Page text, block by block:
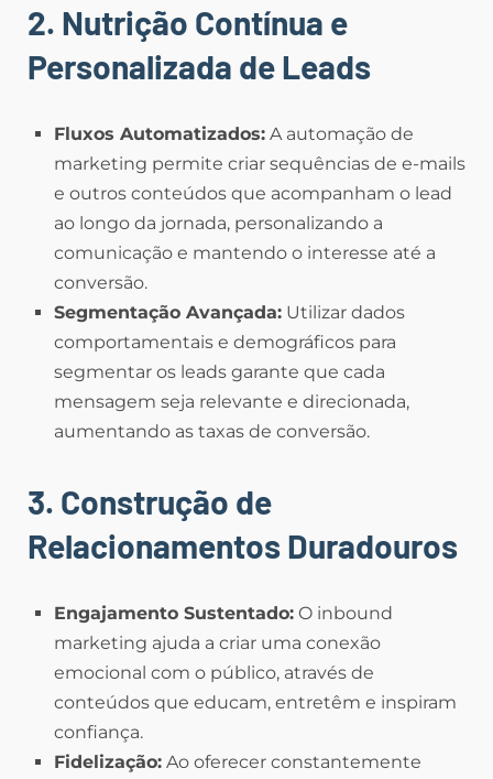
2. Nutrição Contínua e
Personalizada de Leads
Fluxos Automatizados: A automação de
marketing permite criar sequências de e-mails
e outros conteúdos que acompanham o lead
ao longo da jornada, personalizando a
comunicação e mantendo o interesse até a
conversão.
Segmentação Avançada: Utilizar dados
comportamentais e demográficos para
segmentar os leads garante que cada
mensagem seja relevante e direcionada,
aumentando as taxas de conversão.
3. Construção de
Relacionamentos Duradouros
Engajamento Sustentado: O inbound
marketing ajuda a criar uma conexão
emocional com o público, através de
conteúdos que educam, entretêm e inspiram
confiança.
Fidelização: Ao oferecer constantemente